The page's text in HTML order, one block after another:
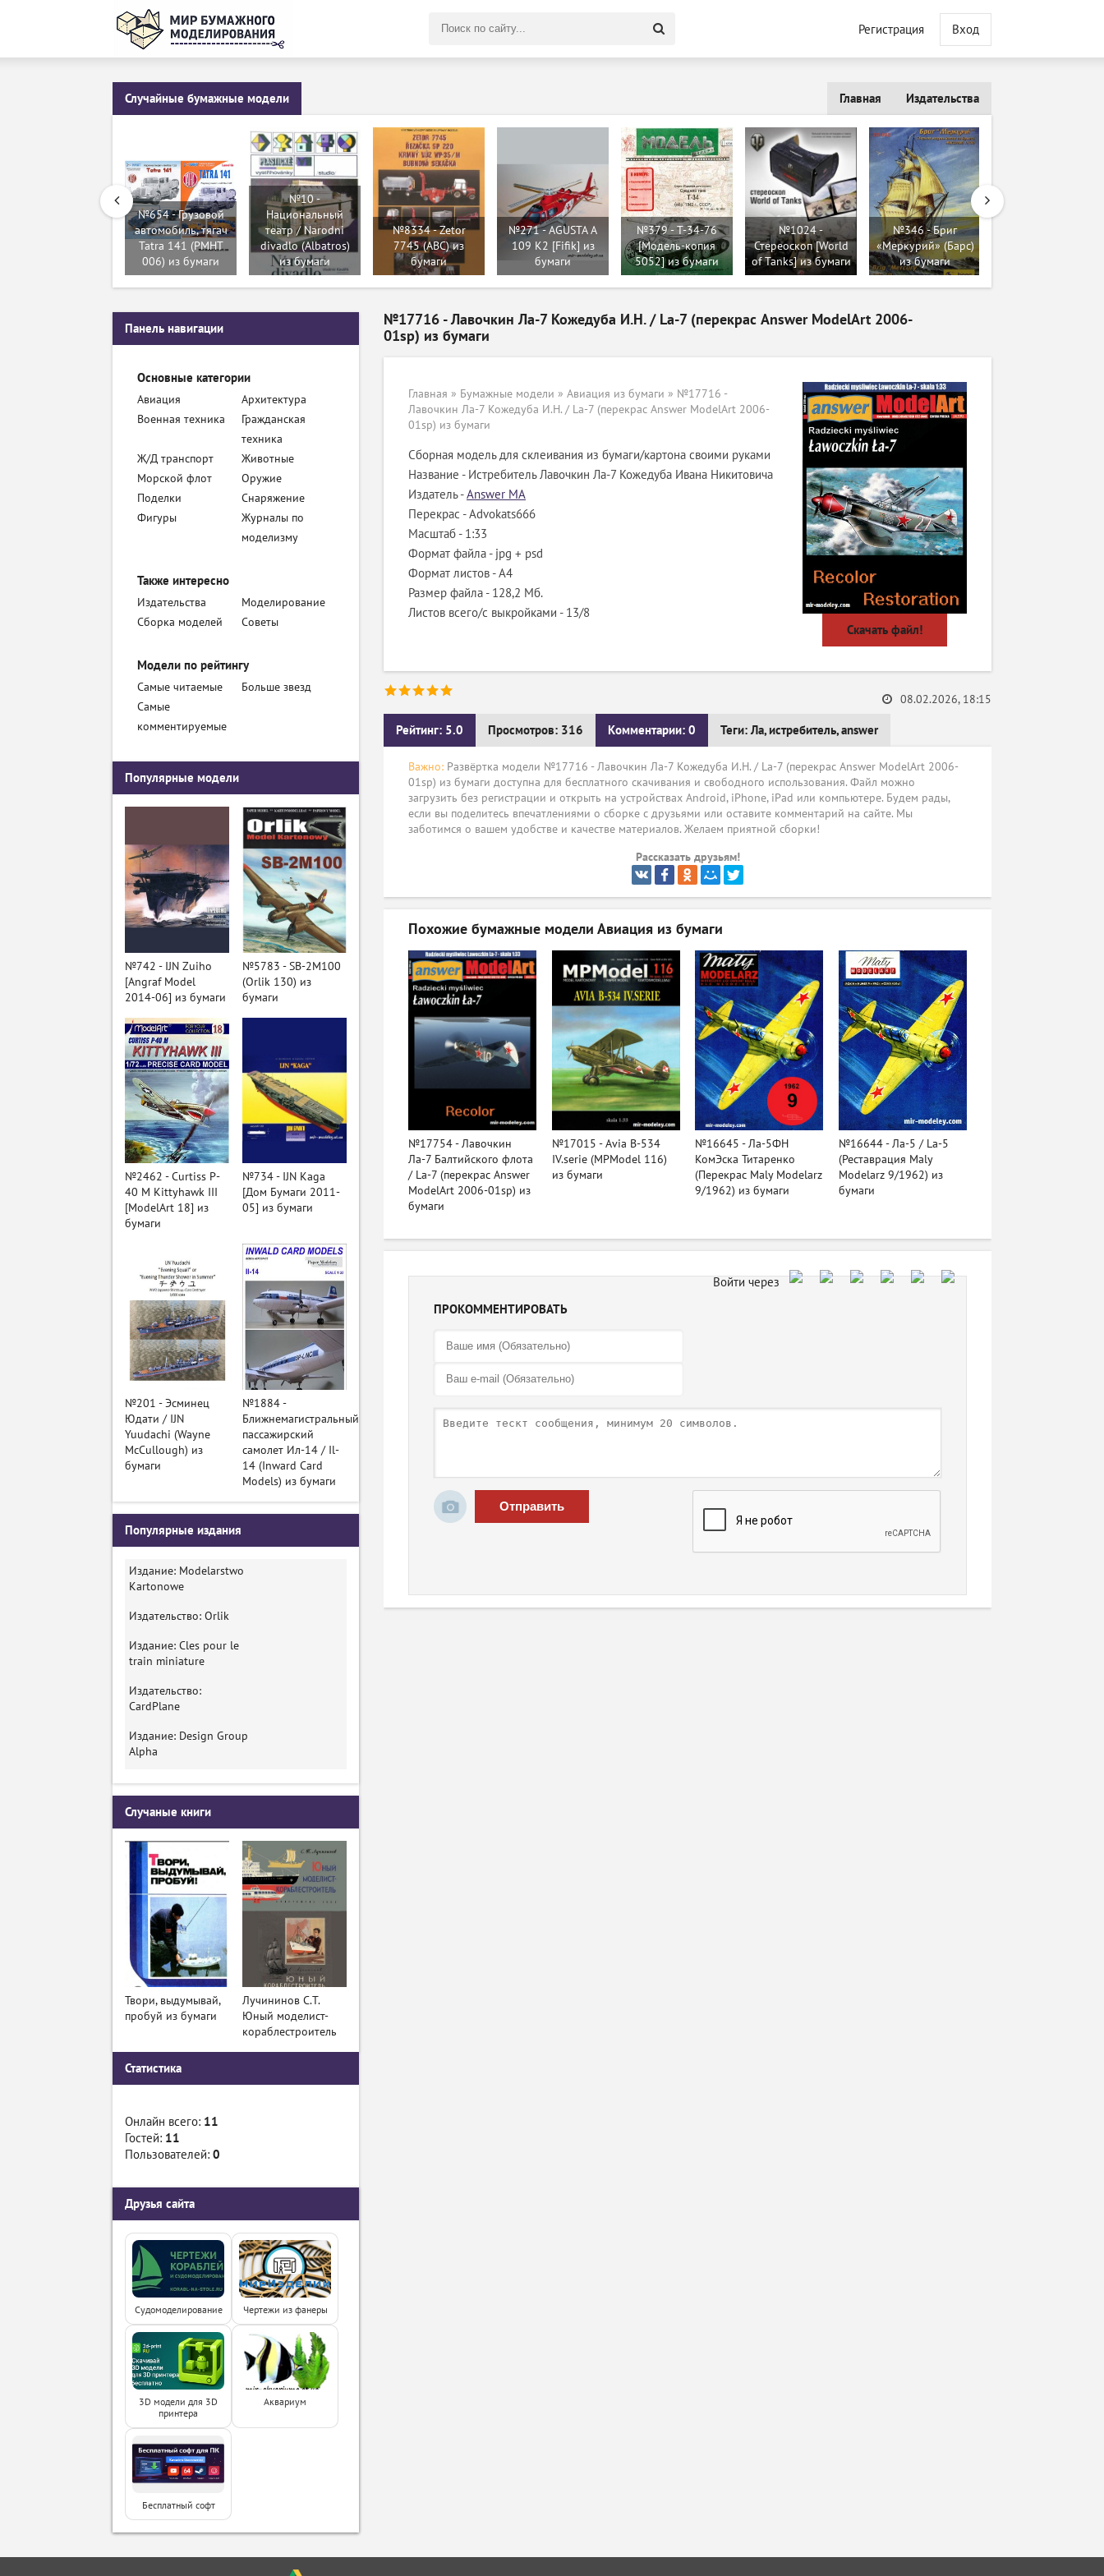
Регистрация Вход
Случайные бумажные модели Издательства
Главная
№654 - Грузовой
автомобиль, тягач
Tatra 141 (PMHT
006) из бумаги
№10 -
Национальный
театр / Narodni
divadlo (Albatros)
из бумаги
№8334 - Zetor
7745 (ABC) из
бумаги
№271 - AGUSTA A
109 K2 [Fifik] из
бумаги
№379 - T-34-76
[Модель-копия
5052] из бумаги
№1024 -
Стереоскоп [World
of Tanks] из бумаги
№346 - Бриг
«Меркурий» (Барс)
из бумаги
№17716 - Лавочкин Ла-7 Кожедуба И.Н. / La-7 (перекрас Answer ModelArt 2006-
01sp) из бумаги
Главная » Бумажные модели » Авиация из бумаги » №17716 -
Лавочкин Ла-7 Кожедуба И.Н. / La-7 (перекрас Answer ModelArt 2006-
01sp) из бумаги
Сборная модель для склеивания из бумаги/картона своими руками
Название - Истребитель Лавочкин Ла-7 Кожедуба Ивана Никитовича
Издатель -Answer MA
Перекрас - Advokats666
Масштаб - 1:33
Формат файла - jpg + psd
Формат листов - A4
Размер файла - 128,2 Мб.
Листов всего/с выкройками - 13/8
Скачать файл!
Рейтинг: 5.0 Просмотров: 316 Комментарии: 0 Теги: Ла,истребитель,answer
08.02.2026, 18:15
Важно: Развёртка модели №17716 - Лавочкин Ла-7 Кожедуба И.Н. / La-7 (перекрас Answer ModelArt 2006-
01sp) из бумаги доступна для бесплатного скачивания и свободного использования. Файл можно
загрузить без регистрации и открыть на устройствах Android, iPhone, iPad или компьютере. Будем рады,
если вы поделитесь впечатлениями о сборке с друзьями или оставите комментарий на сайте. Мы
заботимся о вашем удобстве и качестве материалов. Желаем приятной сборки!
Рассказать друзьям!
Похожие бумажные модели Авиация из бумаги
№17754 - Лавочкин
Ла-7 Балтийского флота
/ La-7 (перекрас Answer
ModelArt 2006-01sp) из
бумаги
№17015 - Avia B-534
IV.serie (MPModel 116)
из бумаги
№16645 - Ла-5ФН
КомЭска Титаренко
(Перекрас Maly Modelarz
9/1962) из бумаги
№16644 - Ла-5 / La-5
(Реставрация Maly
Modelarz 9/1962) из
бумаги
ПРОКОММЕНТИРОВАТЬ
Отправить
Панель навигации
Основные категории
Авиация
Архитектура
Военная техника
Гражданская
техника
Ж/Д транспорт
Животные
Морской флот
Оружие
Поделки
Снаряжение
Фигуры
Журналы по
моделизму
Также интересно
Издательства
Моделирование
Сборка моделей
Советы
Модели по рейтингу
Самые читаемые
Больше звезд
Самые
комментируемые
Популярные модели
№742 - IJN Zuiho
[Angraf Model
2014-06] из бумаги
№5783 - SB-2M100
(Orlik 130) из
бумаги
№2462 - Curtiss P-
40 M Kittyhawk III
[ModelArt 18] из
бумаги
№734 - IJN Kaga
[Дом Бумаги 2011-
05] из бумаги
№201 - Эсминец
Юдати / IJN
Yuudachi (Wayne
McCullough) из
бумаги
№1884 -
Ближнемагистральный
пассажирский
самолет Ил-14 / Il-
14 (Inward Card
Models) из бумаги
Популярные издания
Издание: Modelarstwo
Kartonowe
Издательство: Orlik
Издание: Cles pour le
train miniature
Издательство:
CardPlane
Издание: Design Group
Alpha
Случаные книги
Твори, выдумывай,
пробуй из бумаги
Лучининов С.Т.
Юный моделист-
кораблестроитель
Статистика
Онлайн всего: 11
Гостей: 11
Пользователей: 0
Друзья сайта
Судомоделирование Чертежи из фанеры
3D модели для 3D
принтера
Аквариум
Бесплатный софт